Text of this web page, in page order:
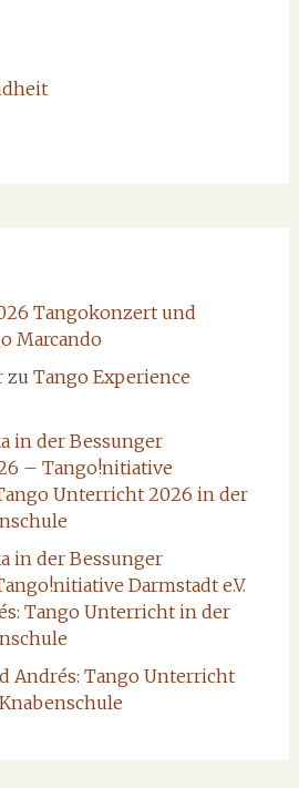
Tangokonzert und
Marcando
zu Tango Experience
in der Bessunger
– Tango!nitiative
Unterricht 2026 in der
in der Bessunger
Darmstadt e.V.
Tango Unterricht in der
Andrés: Tango Unterricht